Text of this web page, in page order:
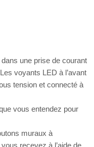
une prise de courant
voyants LED à l’avant
tension et connecté à
vous entendez pour
muraux à
recevez à l’aide de